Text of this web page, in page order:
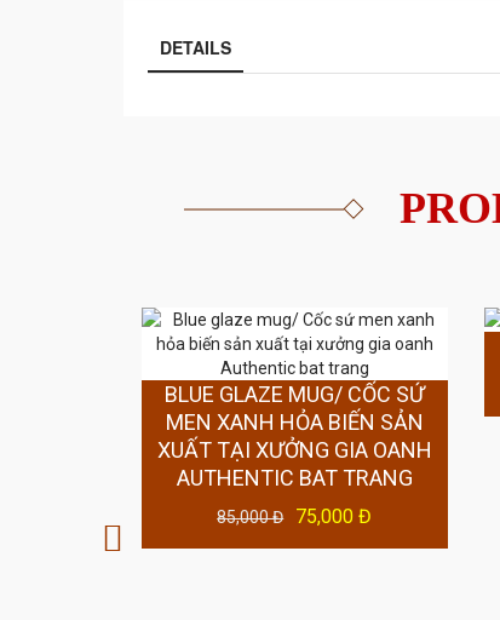
DETAILS
BLUE GLAZE MUG/ CỐC SỨ
MEN XANH HỎA BIẾN SẢN
XUẤT TẠI XƯỞNG GIA OANH
AUTHENTIC BAT TRANG
85,000 Đ 75,000 Đ